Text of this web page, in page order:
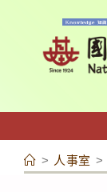
容
> 人事室 >